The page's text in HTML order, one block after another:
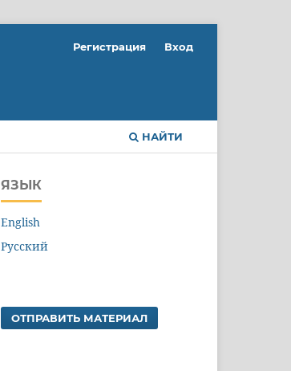
НАЙТИ
Регистрация Вход
ЯЗЫК
English
Русский
ОТПРАВИТЬ МАТЕРИАЛ